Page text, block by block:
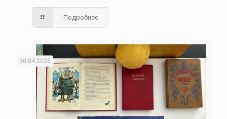
Подробнее
30.04.2026